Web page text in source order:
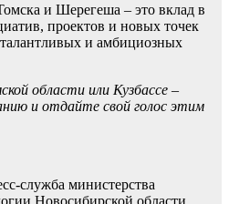
и Шерегеша – это вклад в
проектов и новых точек
и амбициозных
области или Кузбассе –
и отдайте свой голос этим
служба министерства
Новосибирской области